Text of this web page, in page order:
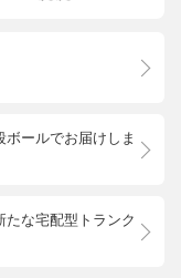
ールでお届けしま
な宅配型トランク